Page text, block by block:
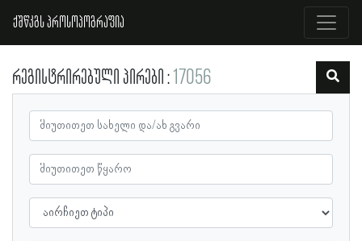
ქშწკგს პროსოპოგრაფია
რეგისტრირებული პირები 17056